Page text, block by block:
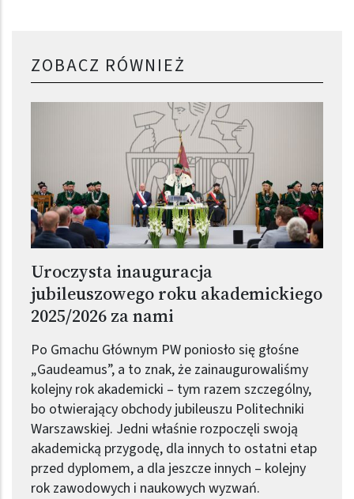
ZOBACZ RÓWNIEŻ
Uroczysta inauguracja
jubileuszowego roku akademickiego
2025/2026 za nami
Po Gmachu Głównym PW poniosło się głośne
„Gaudeamus”, a to znak, że zainaugurowaliśmy
kolejny rok akademicki – tym razem szczególny,
bo otwierający obchody jubileuszu Politechniki
Warszawskiej. Jedni właśnie rozpoczęli swoją
akademicką przygodę, dla innych to ostatni etap
przed dyplomem, a dla jeszcze innych – kolejny
rok zawodowych i naukowych wyzwań.